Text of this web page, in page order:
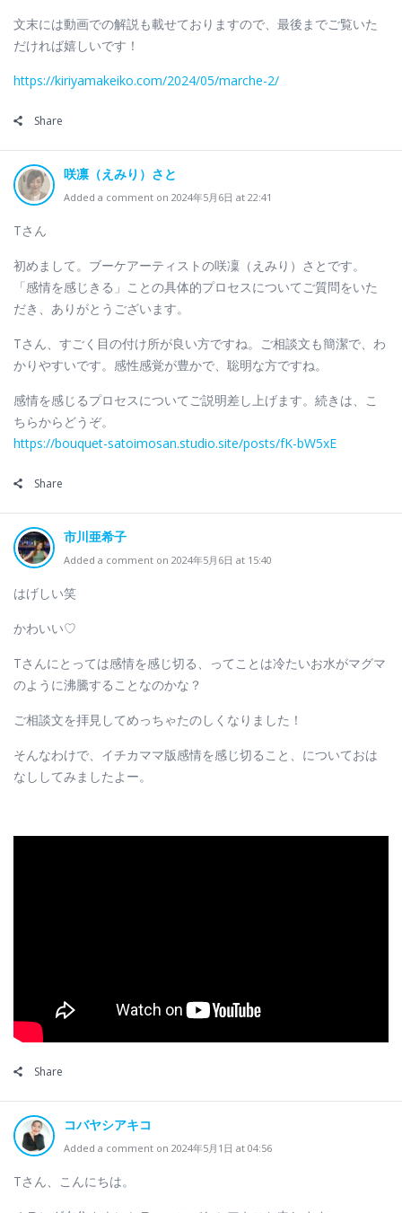
文末には動画での解説も載せておりますので、最後までご覧いた
だければ嬉しいです！
https://kiriyamakeiko.com/2024/05/marche-2/
Share
咲凛（えみり）さと
Added a comment on 2024年5月6日 at 22:41
Tさん
初めまして。ブーケアーティストの咲凜（えみり）さとです。
「感情を感じきる」ことの具体的プロセスについてご質問をいた
だき、ありがとうございます。
Tさん、すごく目の付け所が良い方ですね。ご相談文も簡潔で、わ
かりやすいです。感性感覚が豊かで、聡明な方ですね。
感情を感じるプロセスについてご説明差し上げます。続きは、こ
ちらからどうぞ。
https://bouquet-satoimosan.studio.site/posts/fK-bW5xE
Share
市川亜希子
Added a comment on 2024年5月6日 at 15:40
はげしい笑
かわいい♡
Tさんにとっては感情を感じ切る、ってことは冷たいお水がマグマ
のように沸騰することなのかな？
ご相談文を拝見してめっちゃたのしくなりました！
そんなわけで、イチカママ版感情を感じ切ること、についておは
なししてみましたよー。
Share
コバヤシアキコ
Added a comment on 2024年5月1日 at 04:56
Tさん、こんにちは。